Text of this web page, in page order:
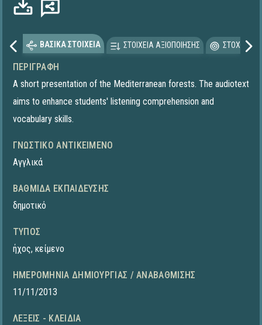
ΒΑΣΙΚΑ ΣΤΟΙΧΕΙΑ ΣΤΟΙΧΕΙΑ ΑΞΙΟΠΟΙΗΣΗΣ
ΠΕΡΙΓΡΑΦΉ
A short presentation of the Mediterranean forests. The audiotext
aims to enhance students' listening comprehension and
vocabulary skills.
ΓΝΩΣΤΙΚΌ ΑΝΤΙΚΕΊΜΕΝΟ
Αγγλικά
ΒΑΘΜΊΔΑ ΕΚΠΑΊΔΕΥΣΗΣ
δημοτικό
ΤΎΠΟΣ
ήχος, κείμενο
ΗΜΕΡΟΜΗΝΊΑ ΔΗΜΙΟΥΡΓΊΑΣ / ΑΝΑΒΆΘΜΙΣΗΣ
11/11/2013
ΛΈΞΕΙΣ - ΚΛΕΙΔΙΆ